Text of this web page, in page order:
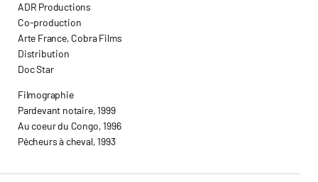
ADR Productions
Co-production
Arte France, Cobra Films
Distribution
Doc Star
Filmographie
Pardevant notaire, 1999
Au coeur du Congo, 1996
Pêcheurs à cheval, 1993